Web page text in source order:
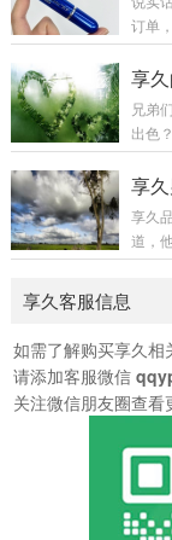
行聊
孩子
忑。
订单
但身
的广
第一
制）
起来
享
兄弟
出色
时我
虑！
点在
享久
享
享久
道，
油和
延时
士修
海绵
是为
享久客服信息
如需了解购买享久相
请添加客服微信
关注微信朋友圈查看